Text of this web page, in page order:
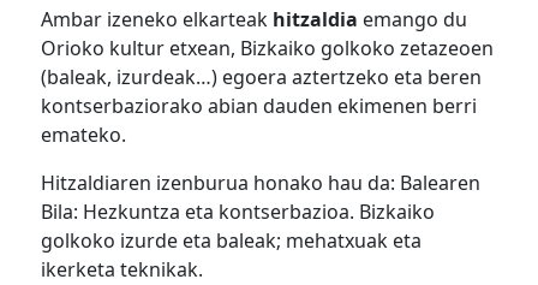
Ambar izeneko elkarteak hitzaldia emango du
Orioko kultur etxean, Bizkaiko golkoko zetazeoen
(baleak, izurdeak…) egoera aztertzeko eta beren
kontserbaziorako abian dauden ekimenen berri
emateko.
Hitzaldiaren izenburua honako hau da: Balearen
Bila: Hezkuntza eta kontserbazioa. Bizkaiko
golkoko izurde eta baleak; mehatxuak eta
ikerketa teknikak.